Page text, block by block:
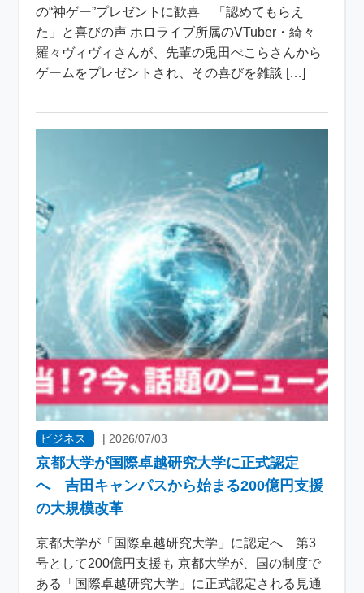
の“神ゲー”プレゼントに歓喜 「認めてもらえ
た」と喜びの声 ホロライブ所属のVTuber・綺々
羅々ヴィヴィさんが、先輩の兎田ぺこらさんから
ゲームをプレゼントされ、その喜びを雑談 […]
ビジネス |2026/07/03
京都大学が国際卓越研究大学に正式認定
へ 吉田キャンパスから始まる200億円支援
の大規模改革
京都大学が「国際卓越研究大学」に認定へ 第3
号として200億円支援も 京都大学が、国の制度で
ある「国際卓越研究大学」に正式認定される見通